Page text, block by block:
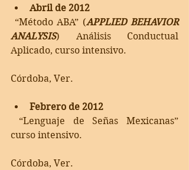
Abril de 2012
“Método ABA” (APPLIED BEHAVIOR
ANALYSIS) Análisis Conductual
Aplicado, curso intensivo.
Córdoba, Ver.
Febrero de 2012
curso intensivo.
Córdoba, Ver.